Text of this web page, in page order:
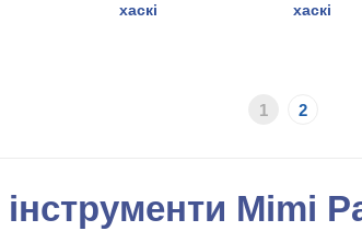
хаскі
хаскі
1 2
Mimi